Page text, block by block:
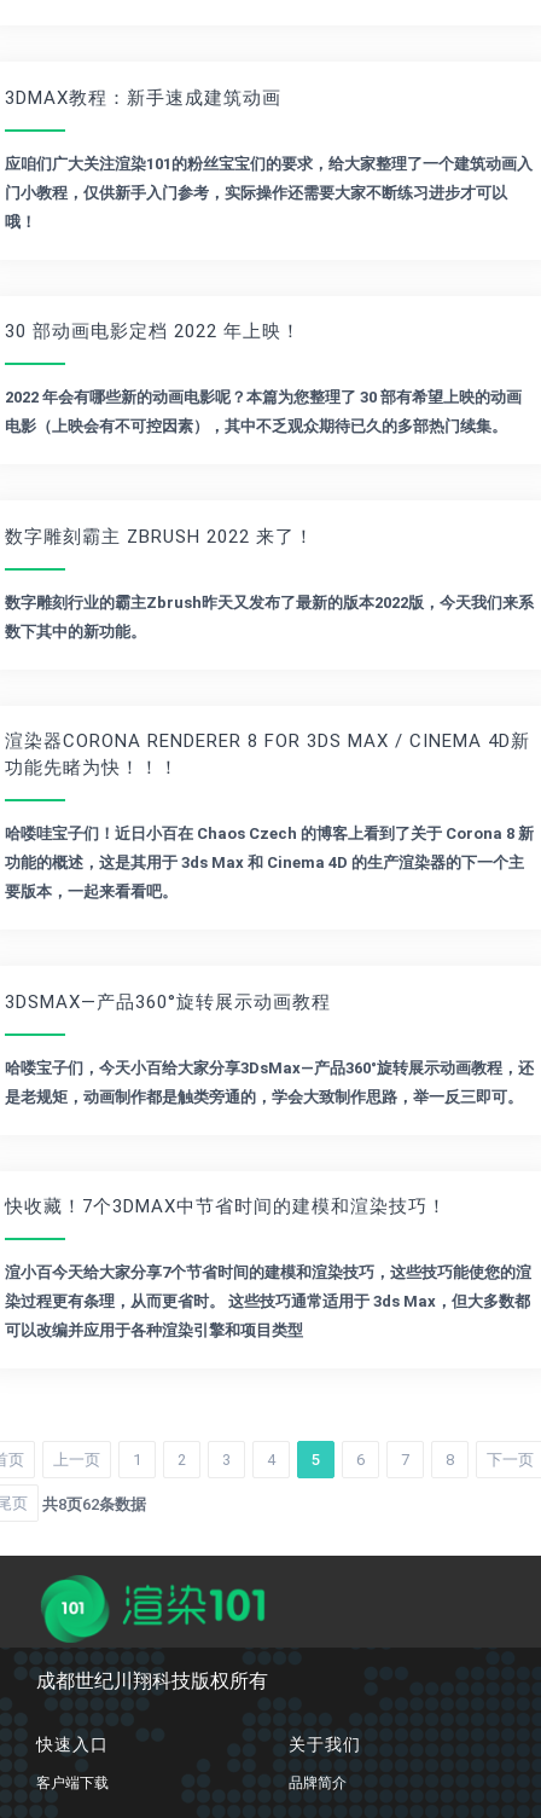
3DMAX教程：新手速成建筑动画
应咱们广大关注渲染101的粉丝宝宝们的要求，给大家整理了一个建筑动画入
门小教程，仅供新手入门参考，实际操作还需要大家不断练习进步才可以
哦！
30 部动画电影定档 2022 年上映！
2022 年会有哪些新的动画电影呢？本篇为您整理了 30 部有希望上映的动画
电影（上映会有不可控因素），其中不乏观众期待已久的多部热门续集。
数字雕刻霸主 ZBRUSH 2022 来了！
数字雕刻行业的霸主Zbrush昨天又发布了最新的版本2022版，今天我们来系
数下其中的新功能。
渲染器CORONA RENDERER 8 FOR 3DS MAX / CINEMA 4D新
功能先睹为快！！！
哈喽哇宝子们！近日小百在 Chaos Czech 的博客上看到了关于 Corona 8 新
功能的概述，这是其用于 3ds Max 和 Cinema 4D 的生产渲染器的下一个主
要版本，一起来看看吧。
3DSMAX—产品360°旋转展示动画教程
哈喽宝子们，今天小百给大家分享3DsMax—产品360°旋转展示动画教程，还
是老规矩，动画制作都是触类旁通的，学会大致制作思路，举一反三即可。
快收藏！7个3DMAX中节省时间的建模和渲染技巧！
渲小百今天给大家分享7个节省时间的建模和渲染技巧，这些技巧能使您的渲
染过程更有条理，从而更省时。 这些技巧通常适用于 3ds Max，但大多数都
可以改编并应用于各种渲染引擎和项目类型
页 上一页 1 2 3 4 5 6 7 8 下一页
页 共8页62条数据
成都世纪川翔科技版权所有
快速入口
客户端下载
关于我们
品牌简介